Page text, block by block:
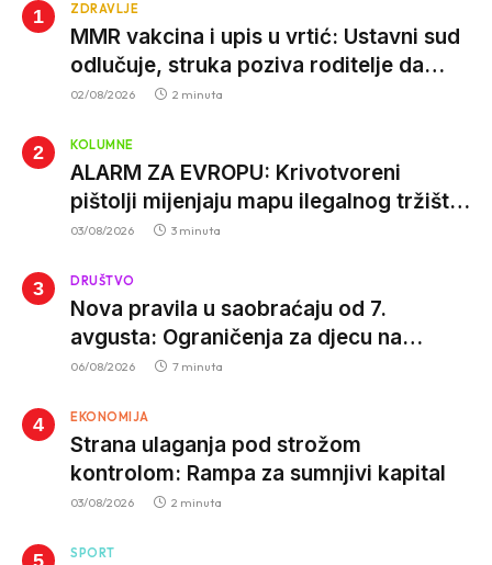
ZDRAVLJE
MMR vakcina i upis u vrtić: Ustavni sud
odlučuje, struka poziva roditelje da
vjeruju nauci
02/08/2026 2 minuta
KOLUMNE
ALARM ZA EVROPU: Krivotvoreni
pištolji mijenjaju mapu ilegalnog tržišta,
istrage ukazuju na proizvodnju van EU
03/08/2026 3 minuta
DRUŠTVO
Nova pravila u saobraćaju od 7.
avgusta: Ograničenja za djecu na
trotinetima i mlade vozače, veće kazne
06/08/2026 7 minuta
EKONOMIJA
Strana ulaganja pod strožom
kontrolom: Rampa za sumnjivi kapital
03/08/2026 2 minuta
SPORT